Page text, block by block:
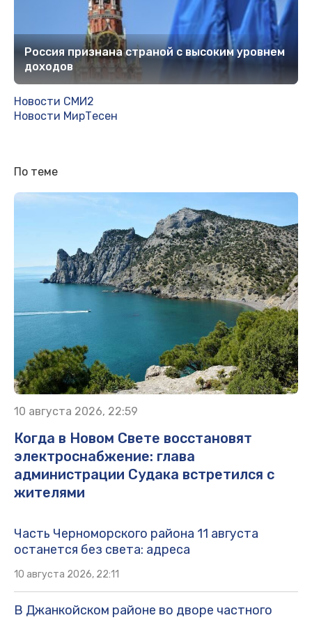
Россия признана страной с высоким уровнем
доходов
Новости СМИ2
Новости МирТесен
По теме
10 августа 2026, 22:59
Когда в Новом Свете восстановят
электроснабжение: глава
администрации Судака встретился с
жителями
Часть Черноморского района 11 августа
останется без света: адреса
10 августа 2026, 22:11
В Джанкойском районе во дворе частного